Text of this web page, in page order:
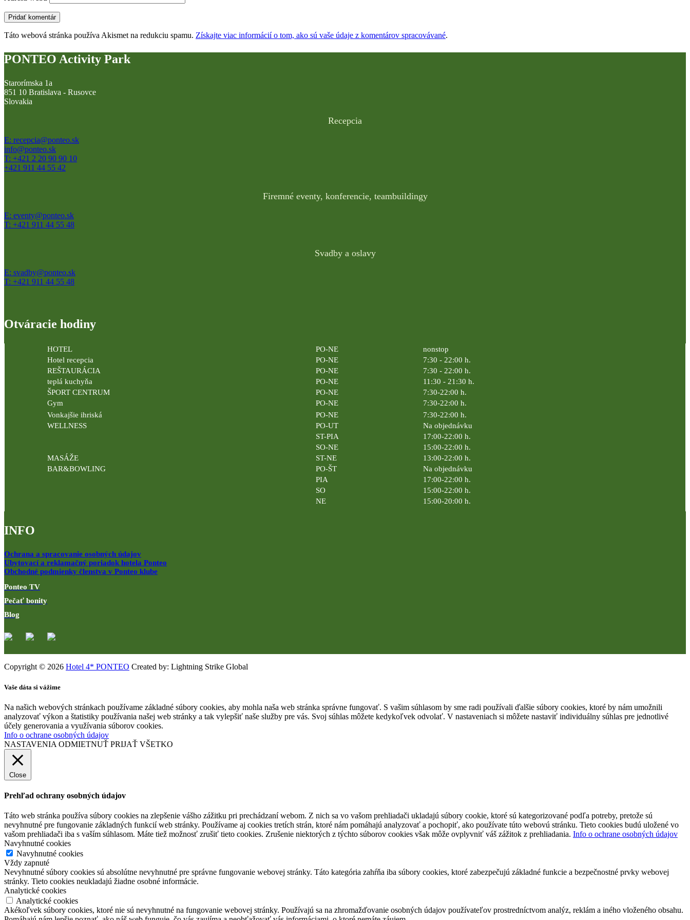
Táto webová stránka používa Akismet na redukciu spamu. Získajte viac informácií o tom, ako sú vaše údaje z komentárov spracovávané.
PONTEO Activity Park
Starorímska 1a
851 10 Bratislava - Rusovce
Slovakia
Recepcia
E: recepcia@ponteo.sk
info@ponteo.sk
T: +421 2 20 90 90 10
+421 911 44 55 42
Firemné eventy, konferencie, teambuildingy
E: eventy@ponteo.sk
T: +421 911 44 55 48
Svadby a oslavy
E: svadby@ponteo.sk
T: +421 911 44 55 48
Otváracie hodiny
HOTEL PO-NE
nonstop
Hotel recepcia
PO-NE
7:30 - 22:00 h.
REŠTAURÁCIA
PO-NE
7:30 - 22:00 h.
teplá kuchyňa
PO-NE
11:30 - 21:30 h.
ŠPORT CENTRUM
PO-NE
7:30-22:00 h.
Gym
PO-NE
7:30-22:00 h.
Vonkajšie ihriská
PO-NE
7:30-22:00 h.
WELLNESS
PO-UT
Na objednávku
ST-PIA
17:00-22:00 h.
SO-NE
15:00-22:00 h.
MASÁŽE
ST-NE
13:00-22:00 h.
BAR&BOWLING
PO-ŠT
Na objednávku
PIA
17:00-22:00 h.
SO
15:00-22:00 h.
NE
15:00-20:00 h.
INFO
Ochrana a spracovanie osobných údajov
Ubytovací a reklamačný poriadok hotela Ponteo
Obchodné podmienky členstva v Ponteo klube
Ponteo TV
Pečať bonity
Blog
Copyright © 2026 Hotel 4* PONTEO Created by: Lightning Strike Global
Vaše dáta si vážime
Na našich webových stránkach používame základné súbory cookies, aby mohla naša web stránka správne fungovať. S vašim súhlasom by sme radi používali ďalšie súbory cookies, ktoré by nám umožnili
analyzovať výkon a štatistiky používania našej web stránky a tak vylepšiť naše služby pre vás. Svoj súhlas môžete kedykoľvek odvolať. V nastaveniach si môžete nastaviť individuálny súhlas pre jednotlivé
účely generovania a využívania súborov cookies.
Info o ochrane osobných údajov
NASTAVENIA ODMIETNUŤ PRIJAŤ VŠETKO
Close
Prehľad ochrany osobných údajov
Táto web stránka používa súbory cookies na zlepšenie vášho zážitku pri prechádzaní webom. Z nich sa vo vašom prehliadači ukladajú súbory cookie, ktoré sú kategorizované podľa potreby, pretože sú
nevyhnutné pre fungovanie základných funkcií web stránky. Používame aj cookies tretích strán, ktoré nám pomáhajú analyzovať a pochopiť, ako používate túto webovú stránku. Tieto cookies budú uložené vo
vašom prehliadači iba s vaším súhlasom. Máte tiež možnosť zrušiť tieto cookies. Zrušenie niektorých z týchto súborov cookies však môže ovplyvniť váš zážitok z prehliadania. Info o ochrane osobných údajov
Navyhnutné cookies
Navyhnutné cookies
Vždy zapnuté
Nevyhnutné súbory cookies sú absolútne nevyhnutné pre správne fungovanie webovej stránky. Táto kategória zahŕňa iba súbory cookies, ktoré zabezpečujú základné funkcie a bezpečnostné prvky webovej
stránky. Tieto cookies neukladajú žiadne osobné informácie.
Analytické cookies
Analytické cookies
Akékoľvek súbory cookies, ktoré nie sú nevyhnutné na fungovanie webovej stránky. Používajú sa na zhromažďovanie osobných údajov používateľov prostredníctvom analýz, reklám a iného vloženého obsahu.